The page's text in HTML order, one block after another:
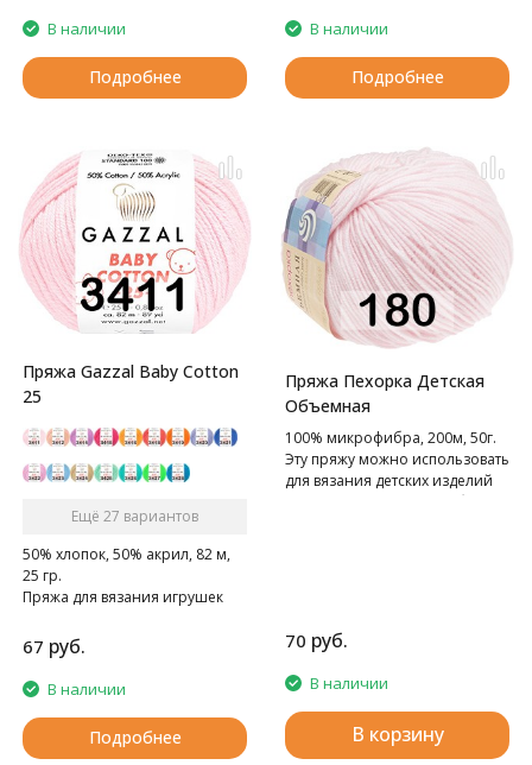
В наличии
Подробнее
В наличии
Подробнее
Пряжа Gazzal Baby Cotton
25
Ещё 27 вариантов
50% хлопок, 50% акрил, 82 м,
25 гр.
Пряжа для вязания игрушек
67 руб.
В наличии
Подробнее
Пряжа Пехорка Детская
Объемная
100% микрофибра, 200м, 50г.
Эту пряжу можно использовать
для вязания детских изделий
для грудничков и детей более
70 руб.
В наличии
В корзину